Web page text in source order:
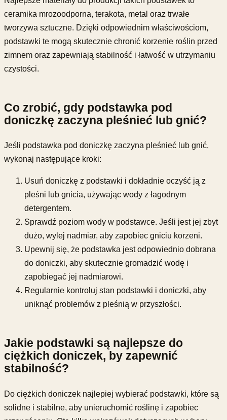
ceramika mrozoodporna, terakota, metal oraz trwałe
tworzywa sztuczne. Dzięki odpowiednim właściwościom,
podstawki te mogą skutecznie chronić korzenie roślin przed
zimnem oraz zapewniają stabilność i łatwość w utrzymaniu
czystości.
Co zrobić, gdy podstawka pod
doniczkę zaczyna pleśnieć lub gnić?
Jeśli podstawka pod doniczkę zaczyna pleśnieć lub gnić,
wykonaj następujące kroki:
Usuń doniczkę z podstawki i dokładnie oczyść ją z
pleśni lub gnicia, używając wody z łagodnym
detergentem.
Sprawdź poziom wody w podstawce. Jeśli jest jej zbyt
dużo, wylej nadmiar, aby zapobiec gniciu korzeni.
Upewnij się, że podstawka jest odpowiednio dobrana
do doniczki, aby skutecznie gromadzić wodę i
zapobiegać jej nadmiarowi.
Regularnie kontroluj stan podstawki i doniczki, aby
uniknąć problemów z pleśnią w przyszłości.
Jakie podstawki są najlepsze do
ciężkich doniczek, by zapewnić
stabilność?
Do ciężkich doniczek najlepiej wybierać podstawki, które są
solidne i stabilne, aby unieruchomić roślinę i zapobiec